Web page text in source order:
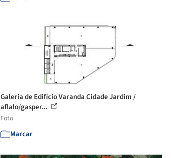
Galeria de Edifício Varanda Cidade Jardim /
aflalo/gasper...
Foto
Marcar